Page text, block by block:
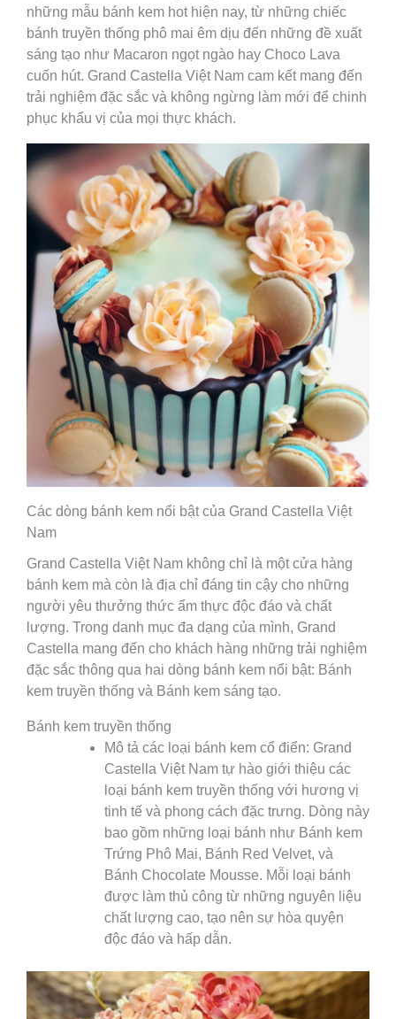
những mẫu bánh kem hot hiện nay, từ những chiếc
bánh truyền thống phô mai êm dịu đến những đề xuất
sáng tạo như Macaron ngọt ngào hay Choco Lava
cuốn hút. Grand Castella Việt Nam cam kết mang đến
trải nghiệm đặc sắc và không ngừng làm mới để chinh
phục khẩu vị của mọi thực khách.
Các dòng bánh kem nổi bật của Grand Castella Việt
Nam
Grand Castella Việt Nam không chỉ là một cửa hàng
bánh kem mà còn là địa chỉ đáng tin cậy cho những
người yêu thưởng thức ẩm thực độc đáo và chất
lượng. Trong danh mục đa dạng của mình, Grand
Castella mang đến cho khách hàng những trải nghiệm
đặc sắc thông qua hai dòng bánh kem nổi bật: Bánh
kem truyền thống và Bánh kem sáng tạo.
Bánh kem truyền thống
Mô tả các loại bánh kem cổ điển: Grand
Castella Việt Nam tự hào giới thiệu các
loại bánh kem truyền thống với hương vị
tinh tế và phong cách đặc trưng. Dòng này
bao gồm những loại bánh như Bánh kem
Trứng Phô Mai, Bánh Red Velvet, và
Bánh Chocolate Mousse. Mỗi loại bánh
được làm thủ công từ những nguyên liệu
chất lượng cao, tạo nên sự hòa quyện
độc đáo và hấp dẫn.